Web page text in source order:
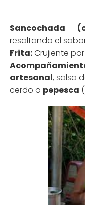
Sancochada
resaltando el
Frita:Crujiente
artesanal, salsa
cerdo o pepesca